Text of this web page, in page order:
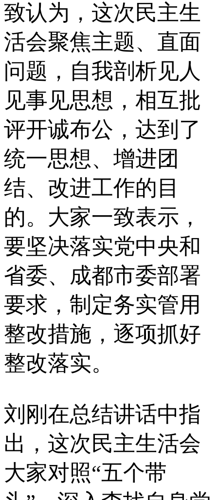
致认为，这次民主生
活会聚焦主题、直面
问题，自我剖析见人
见事见思想，相互批
评开诚布公，达到了
统一思想、增进团
结、改进工作的目
的。大家一致表示，
要坚决落实党中央和
省委、成都市委部署
要求，制定务实管用
整改措施，逐项抓好
整改落实。
刘刚在总结讲话中指
出，这次民主生活会
大家对照“五个带